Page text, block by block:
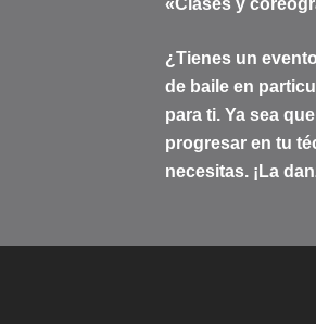
«Clases y
¿Tienes un
de baile en
para ti. Ya sea
progresar en tu
necesitas. ¡La